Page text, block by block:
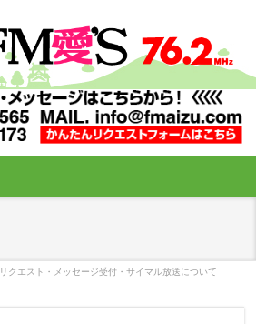
リクエスト・メッセージ受付・サイマル放送について